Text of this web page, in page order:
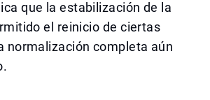
que la estabilización de la
el reinicio de ciertas
normalización completa aún